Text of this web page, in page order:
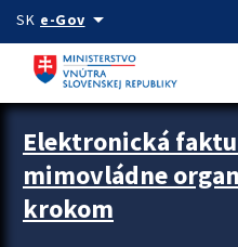
Preskocit na hlavný obsah
SK e-Govarrow_drop_down
Zastavit automatický posun
Elektronická
mimovládne
krokom